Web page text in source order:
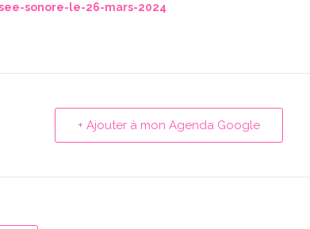
sonore-le-26-mars-2024
+ Ajouter à mon Agenda Google